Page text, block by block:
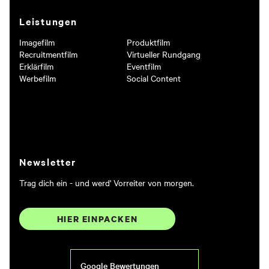
Leistungen
Imagefilm
Recruitmentfilm
Erklärfilm
Werbefilm
Produktfilm
Virtueller Rundgang
Eventfilm
Social Content
Newsletter
Trag dich ein - und werd' Vorreiter von morgen.
HIER EINPACKEN
Google Bewertungen